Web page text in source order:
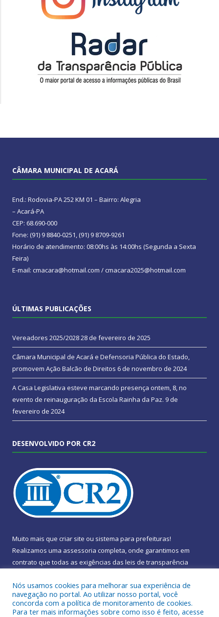
CÂMARA MUNICIPAL DE ACARÁ
End.: Rodovia-PA 252 KM 01 – Bairro: Alegria
– Acará-PA
CEP: 68.690-000
Fone: (91) 9 8840-0251, (91) 9 8709-9261
Horário de atendimento: 08:00hs às 14:00hs (Segunda a Sexta
Feira)
E-mail: cmacara@hotmail.com / cmacara2025@hotmail.com
ÚLTIMAS PUBLICAÇÕES
Vereadores 2025/202828 de fevereiro de 2025
Câmara Municipal de Acará e Defensoria Pública do Estado,
promovem Ação Balcão de Direitos 6 de novembro de 2024
A Casa Legislativa esteve marcando presença ontem, 8, no
evento de reinauguração da Escola Rainha da Paz. 9 de
fevereiro de 2024
DESENVOLVIDO POR CR2
Muito mais que criar site ou sistema para prefeituras!
Realizamos uma assessoria completa, onde garantimos em
contrato que todas as exigências das leis de transparência
Conheça oPNTPe oRadar da Transparência Pública
Nós usamos cookies para melhorar sua experiência de
navegação no portal. Ao utilizar nosso portal, você
concorda com a política de monitoramento de cookies.
Para ter mais informações sobre como isso é feito, acesse